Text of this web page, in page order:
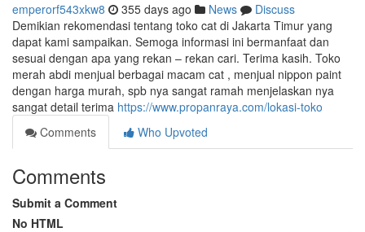
emperorf543xkw8 355 days ago News
Discuss
Demikian rekomendasi tentang toko cat di Jakarta Timur yang
dapat kami sampaikan. Semoga informasi ini bermanfaat dan
sesuai dengan apa yang rekan – rekan cari. Terima kasih. Toko
merah abdi menjual berbagai macam cat , menjual nippon paint
dengan harga murah, spb nya sangat ramah menjelaskan nya
sangat detail terima https://www.propanraya.com/lokasi-toko
Comments
Who Upvoted
Comments
Submit a Comment
No HTML